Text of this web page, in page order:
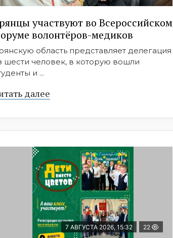
участвуют во Всероссийском
волонтёров-медиков
область представляет делегация
шести человек, в которую вошли
и ...
далее
7 АВГУСТА 2026, 15:32 22